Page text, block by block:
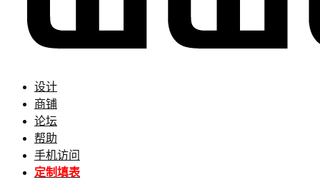
设计
商铺
论坛
帮助
手机访问
定制填表